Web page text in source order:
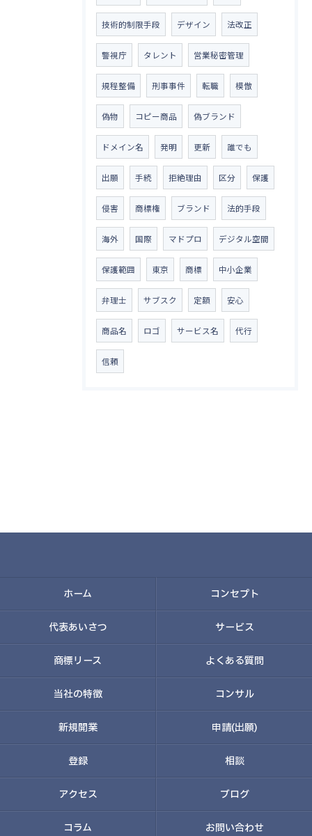
技術的制限手段 デザイン 法改正
警視庁 タレント 営業秘密管理
規程整備 刑事事件 転職 模倣
偽物 コピー商品 偽ブランド
ドメイン名 発明 更新 誰でも
出願 手続 拒絶理由 区分 保護
侵害 商標権 ブランド 法的手段
海外 国際 マドプロ デジタル空間
保護範囲 東京 商標 中小企業
弁理士 サブスク 定額 安心
商品名 ロゴ サービス名 代行
信頼
ホーム コンセプト
代表あいさつ サービス
商標リース よくある質問
当社の特徴 コンサル
新規開業 申請(出願)
登録 相談
アクセス ブログ
コラム お問い合わせ